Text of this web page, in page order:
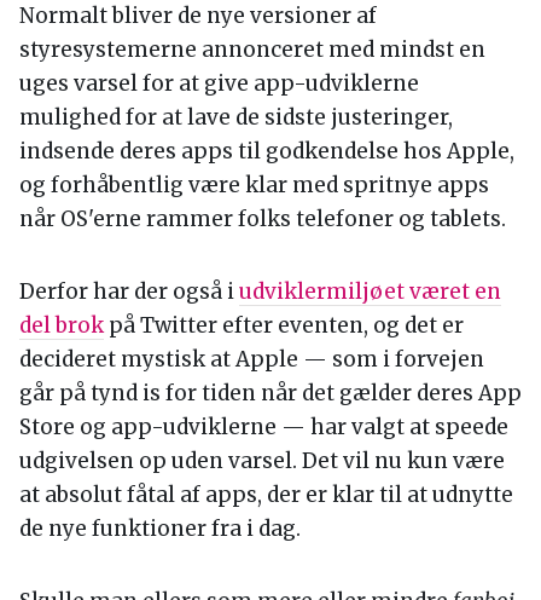
Normalt bliver de nye versioner af
styresystemerne annonceret med mindst en
uges varsel for at give app-udviklerne
mulighed for at lave de sidste justeringer,
indsende deres apps til godkendelse hos Apple,
og forhåbentlig være klar med spritnye apps
når OS'erne rammer folks telefoner og tablets.
Derfor har der også iudviklermiljøet været en
del brokpå Twitter efter eventen, og det er
decideret mystisk at Apple — som i forvejen
går på tynd is for tiden når det gælder deres App
Store og app-udviklerne — har valgt at speede
udgivelsen op uden varsel. Det vil nu kun være
at absolut fåtal af apps, der er klar til at udnytte
de nye funktioner fra i dag.